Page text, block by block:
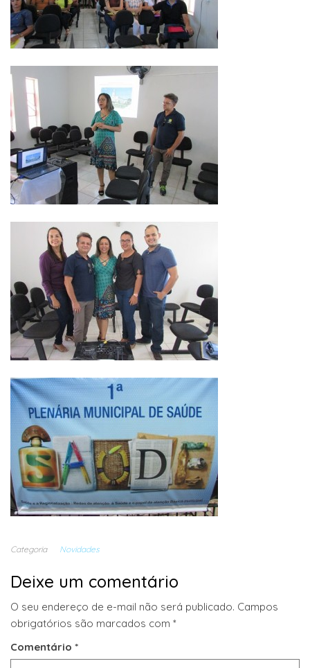
Categoria Novidades
Deixe um comentário
O seu endereço de e-mail não será publicado. Campos
obrigatórios são marcados com *
Comentário *